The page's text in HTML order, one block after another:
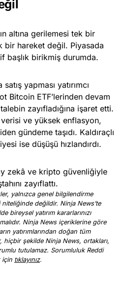
altına gerilemesi tek bir
bir hareket değil. Piyasada
başlık birikmiş durumda.
yapması yatırımcı
Bitcoin ETF’lerinden devam
zayıfladığına işaret etti.
ve yüksek enflasyon,
gündeme taşıdı. Kaldıraçlı
ise düşüşü hızlandırdı.
zekâ ve kripto güvenliğiyle
zayıflattı.
yalnızca genel bilgilendirme
niteliğinde değildir. Ninja News’te
bireysel yatırım kararlarınızı
Ninja News içeriklerine göre
yatırımlarından doğan tüm
hiçbir şekilde Ninja News, ortakları,
tutulamaz. Sorumluluk Reddi
için tıklayınız.